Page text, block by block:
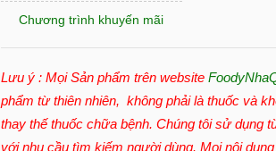
Chương trình khuyến mãi
Lưu ý : Mọi Sản phẩm trên website
phẩm từ thiên nhiên, không phải là thuốc và
thay thế thuốc chữa bệnh. Chúng tôi sử dụng
với nhu cầu tìm kiếm người dùng. Mọi nội